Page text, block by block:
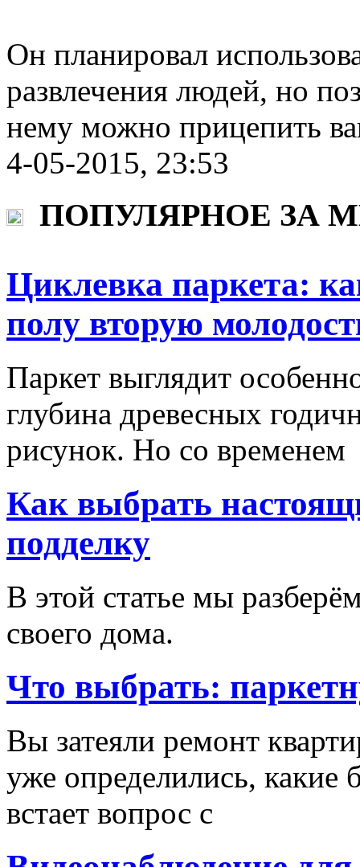
Он планировал
развлечения людей, но
нему можно прицепить
4-05-2015, 23:53
ПОПУЛЯРНОЕ ЗА
Циклевка паркета:
полу вторую
Паркет выглядит
глубина древесных
рисунок. Но со временем
Как выбрать
подделку
В этой статье мы
своего дома.
Что выбрать:
Вы затеяли ремонт
уже определились, какие
встает вопрос с